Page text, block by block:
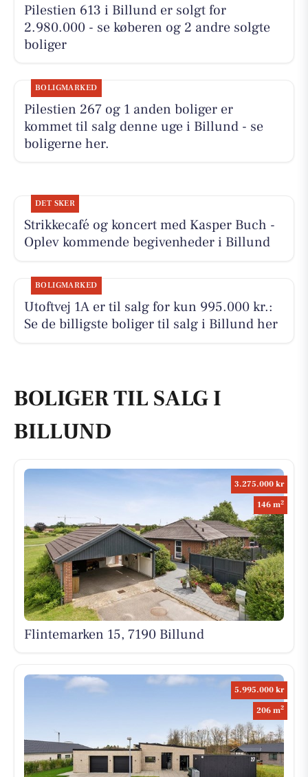
Pilestien 613 i Billund er solgt for
2.980.000 - se køberen og 2 andre solgte
boliger
BOLIGMARKED
Pilestien 267 og 1 anden boliger er
kommet til salg denne uge i Billund - se
boligerne her.
DET SKER
Strikkecafé og koncert med Kasper Buch -
Oplev kommende begivenheder i Billund
BOLIGMARKED
Utoftvej 1A er til salg for kun 995.000 kr.:
Se de billigste boliger til salg i Billund her
BOLIGER TIL SALG I
BILLUND
3.275.000 kr
146 m2
Flintemarken 15, 7190 Billund
5.995.000 kr
206 m2